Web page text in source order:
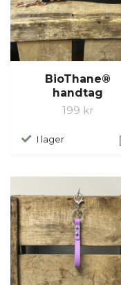
BioThane®
handtag
199 kr
I lager